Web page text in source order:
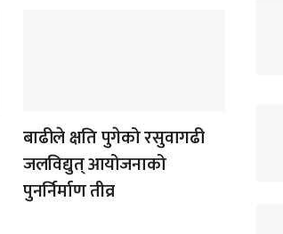
बाढीले क्षति पुगेको रसुवागढी
जलविद्युत् आयोजनाको
पुनर्निर्माण तीव्र